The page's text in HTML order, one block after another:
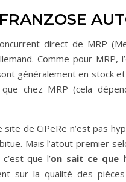
direct de MRP
Comme pour MRP,
généralement en stock et
chez MRP (cela
site de CiPeRe n’est pas
Mais l’atout premier
que l’on sait ce que
sur la qualité des